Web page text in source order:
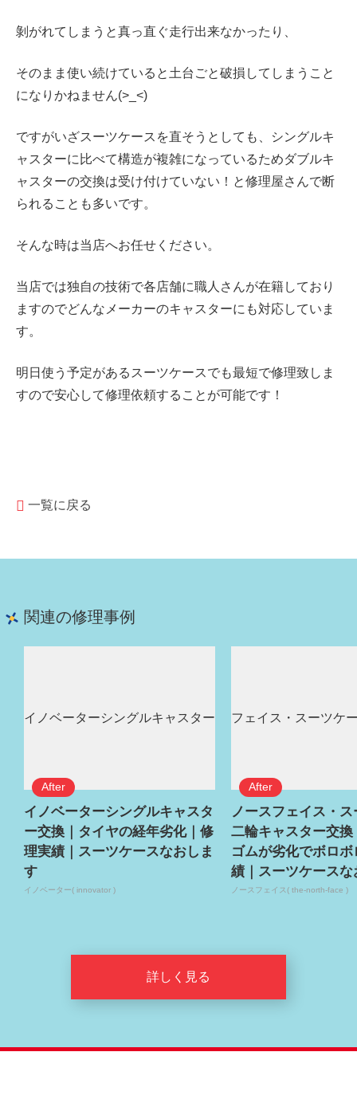
剝がれてしまうと真っ直ぐ走行出来なかったり、
そのまま使い続けていると土台ごと破損してしまうこと
になりかねません(>_<)
ですがいざスーツケースを直そうとしても、
シングルキ
ャスターに比べて構造が複雑になっているためダブルキ
ャスターの交換は受け付けていない！と修理屋さんで断
られることも多いです。
そんな時は当店へお任せください。
当店では独自の技術で各店舗に職人さんが在籍しており
ますのでどんなメーカーのキャスターにも対応していま
す。
明日使う予定があるスーツケースでも最短で修理致しま
すので安心して修理依頼することが可能です！
一覧に戻る
関連の修理事例
イノベーターシングルキャスタ
ー交換｜タイヤの経年劣化｜修
理実績｜スーツケースなおしま
す
イノベーター( innovator )
ノースフェイス・
二輪キャスター交換
ゴムが劣化でボロ
績｜スーツケースな
ノースフェイス( the-north-face )
詳しく見る